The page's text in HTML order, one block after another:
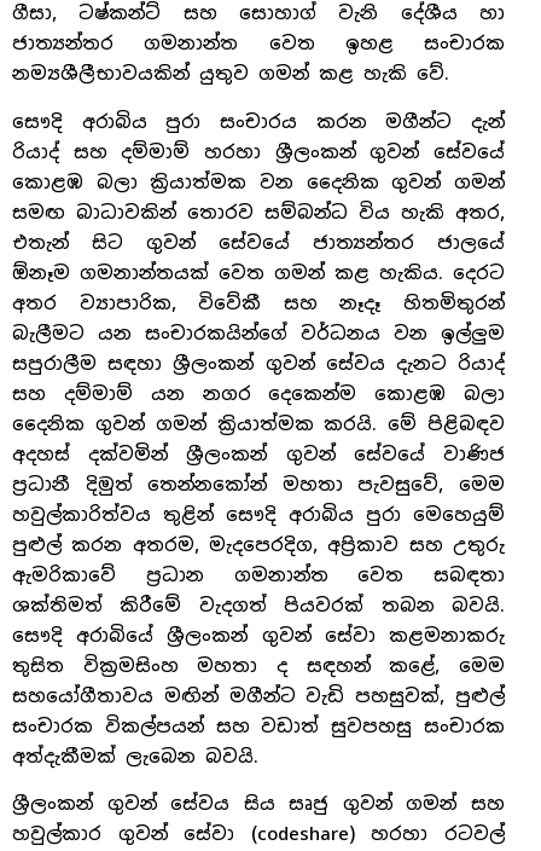
ගීසා, ටෂ්කන්ට් සහ සොහාග් වැනි දේශීය හා
ජාත්‍යන්තර ගමනාන්ත වෙත ඉහළ සංචාරක
නම්‍යශීලීභාවයකින් යුතුව ගමන් කළ හැකි වේ.
සෞදි අරාබිය පුරා සංචාරය කරන මගීන්ට දැන්
රියාද් සහ දම්මාම් හරහා ශ්‍රීලංකන් ගුවන් සේවයේ
කොළඹ බලා ක්‍රියාත්මක වන දෛනික ගුවන් ගමන්
සමඟ බාධාවකින් තොරව සම්බන්ධ විය හැකි අතර,
එතැන් සිට ගුවන් සේවයේ ජාත්‍යන්තර ජාලයේ
ඕනෑම ගමනාන්තයක් වෙත ගමන් කළ හැකිය. දෙරට
අතර ව්‍යාපාරික, විවේකී සහ නෑදෑ හිතමිතුරන්
බැලීමට යන සංචාරකයින්ගේ වර්ධනය වන ඉල්ලුම
සපුරාලීම සඳහා ශ්‍රීලංකන් ගුවන් සේවය දැනට රියාද්
සහ දම්මාම් යන නගර දෙකෙන්ම කොළඹ බලා
දෛනික ගුවන් ගමන් ක්‍රියාත්මක කරයි. මේ පිළිබඳව
අදහස් දක්වමින් ශ්‍රීලංකන් ගුවන් සේවයේ වාණිජ
ප්‍රධානී දිමුත් තෙන්නකෝන් මහතා පැවසුවේ, මෙම
හවුල්කාරිත්වය තුළින් සෞදි අරාබිය පුරා මෙහෙයුම්
පුළුල් කරන අතරම, මැදපෙරදිග, අප්‍රිකාව සහ උතුරු
ඇමරිකාවේ ප්‍රධාන ගමනාන්ත වෙත සබඳතා
ශක්තිමත් කිරීමේ වැදගත් පියවරක් තබන බවයි.
සෞදි අරාබියේ ශ්‍රීලංකන් ගුවන් සේවා කළමනාකරු
තුසිත වික්‍රමසිංහ මහතා ද සඳහන් කළේ, මෙම
සහයෝගීතාවය මඟින් මගීන්ට වැඩි පහසුවක්, පුළුල්
සංචාරක විකල්පයන් සහ වඩාත් සුවපහසු සංචාරක
අත්දැකීමක් ලැබෙන බවයි.
ශ්‍රීලංකන් ගුවන් සේවය සිය සෘජු ගුවන් ගමන් සහ
හවුල්කාර ගුවන් සේවා (codeshare) හරහා රටවල්